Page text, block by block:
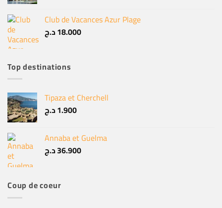
Club de Vacances Azur Plage
18.000د.ج
Top destinations
Tipaza et Cherchell
1.900د.ج
Annaba et Guelma
36.900د.ج
Coup de coeur